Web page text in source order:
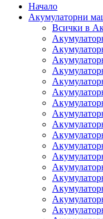
Начало
Акумулаторни
Всички в